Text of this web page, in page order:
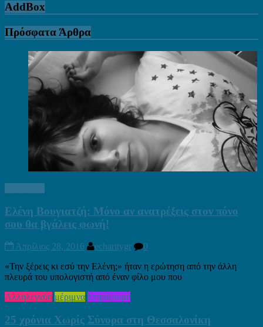
AddBox
Πρόσφατα Άρθρα
Ελένη Βουγιατζή: Μόνο αν ανατρέξεις στον πόνο
σου θα βγάλεις φωνή!
Απρίλιος 28, 2016 echaritygr
0
«Την ξέρεις κι εσύ την Ελένη;» ήταν η ερώτηση από την άλλη
πλευρά του υπολογιστή από έναν φίλο μου που
Αλληλεγγύη μέριμνα Στηρίζουμε
25 χρόνια Χωρίς Σύνορα στη Θεσσαλονίκη